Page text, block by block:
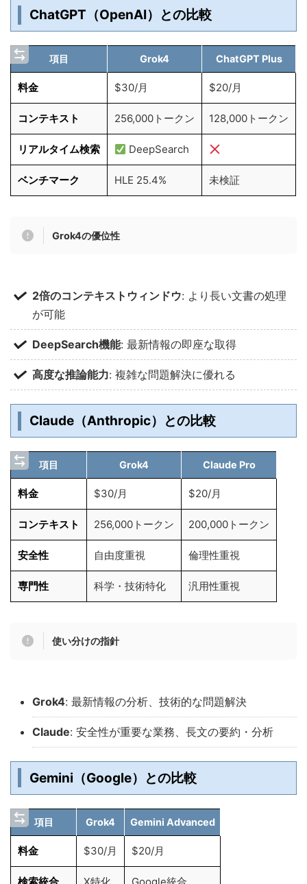
ChatGPT（OpenAI）との比較
項目 Grok4 ChatGPT Plus
料金 $30/月 $20/月
コンテキスト 256,000トークン 128,000トークン
リアルタイム検索 DeepSearch
ベンチマーク HLE 25.4% 未検証
Grok4の優位性
2倍のコンテキストウィンドウ: より長い文書の処理
が可能
DeepSearch機能: 最新情報の即座な取得
高度な推論能力: 複雑な問題解決に優れる
Claude（Anthropic）との比較
項目 Grok4 Claude Pro
料金 $30/月 $20/月
コンテキスト 256,000トークン 200,000トークン
安全性 自由度重視 倫理性重視
専門性 科学・技術特化 汎用性重視
使い分けの指針
Grok4: 最新情報の分析、技術的な問題解決
Claude: 安全性が重要な業務、長文の要約・分析
Gemini（Google）との比較
項目 Grok4 Gemini Advanced
料金 $30/月 $20/月